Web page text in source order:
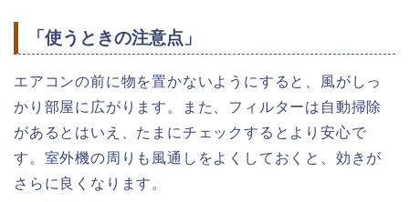
「使うときの注意点」
エアコンの前に物を置かないようにすると、風がしっ
かり部屋に広がります。また、フィルターは自動掃除
があるとはいえ、たまにチェックするとより安心で
す。室外機の周りも風通しをよくしておくと、効きが
さらに良くなります。